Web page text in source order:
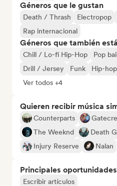
Géneros que le gustan
Death / Thrash Electropop
Rap internacional
Géneros que también
Chill / Lo-fi Hip-Hop Pop
Drill / Jersey
Funk
Hip-
Ver todos +4
Quieren recibir música
Counterparts
The Weeknd
Death
Injury Reserve
Nalan
Principales oportunidades
Escribir artículos